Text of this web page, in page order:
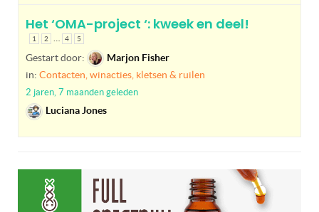
Het ‘OMA-project ‘: kweek en deel!
1 2 4 5
Gestart door:
Marjon Fisher
in: Contacten, winacties, kletsen & ruilen
2 jaren, 7 maanden geleden
Luciana Jones